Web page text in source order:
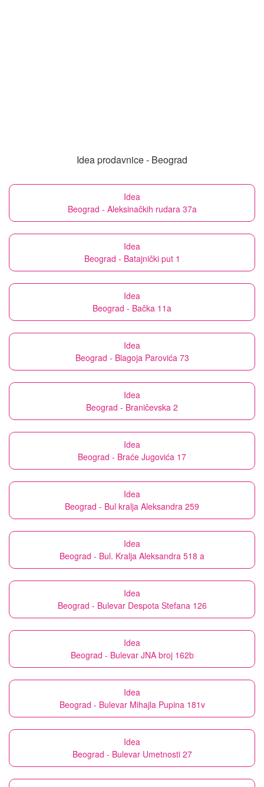
Idea prodavnice - Beograd
Idea
Beograd - Aleksinačkih rudara 37a
Idea
Beograd - Batajnički put 1
Idea
Beograd - Bačka 11a
Idea
Beograd - Blagoja Parovića 73
Idea
Beograd - Braničevska 2
Idea
Beograd - Braće Jugovića 17
Idea
Beograd - Bul kralja Aleksandra 259
Idea
Beograd - Bul. Kralja Aleksandra 518 a
Idea
Beograd - Bulevar Despota Stefana 126
Idea
Beograd - Bulevar JNA broj 162b
Idea
Beograd - Bulevar Mihajla Pupina 181v
Idea
Beograd - Bulevar Umetnosti 27